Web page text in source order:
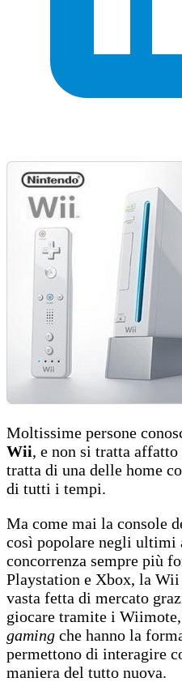
Moltissime persone
Wii, e non si tratta affatto
tratta di una delle home
di tutti i tempi.
Ma come mai la console
così popolare negli ultimi
concorrenza sempre più
Playstation e Xbox, la
vasta fetta di mercato
giocare tramite i
gaming che hanno la
permettono di interagire
maniera del tutto nuova.